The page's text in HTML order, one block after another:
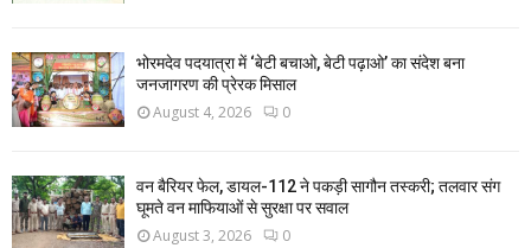
भोरमदेव पदयात्रा में ‘बेटी बचाओ, बेटी पढ़ाओ’ का संदेश बना
जनजागरण की प्रेरक मिसाल
August 4, 2026 0
वन बैरियर फेल, डायल-112 ने पकड़ी सागौन तस्करी; तलवार संग
घूमते वन माफियाओं से सुरक्षा पर सवाल
August 3, 2026 0